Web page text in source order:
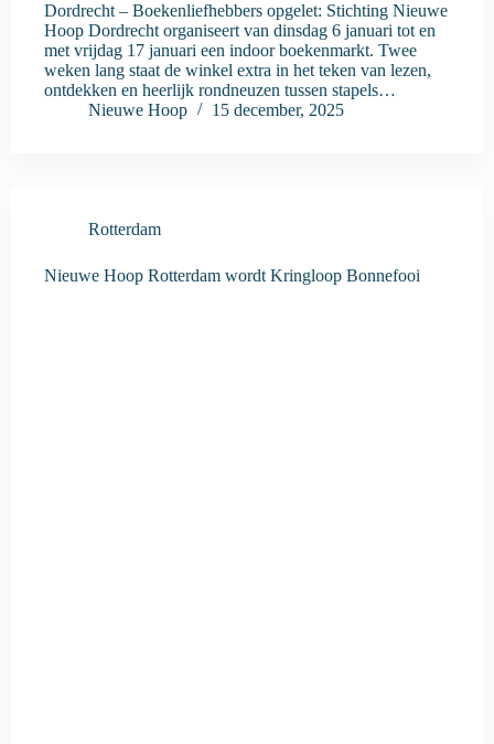
Dordrecht – Boekenliefhebbers opgelet: Stichting Nieuwe
Hoop Dordrecht organiseert van dinsdag 6 januari tot en
met vrijdag 17 januari een indoor boekenmarkt. Twee
weken lang staat de winkel extra in het teken van lezen,
ontdekken en heerlijk rondneuzen tussen stapels…
Nieuwe Hoop
15 december, 2025
Rotterdam
Nieuwe Hoop Rotterdam wordt Kringloop Bonnefooi